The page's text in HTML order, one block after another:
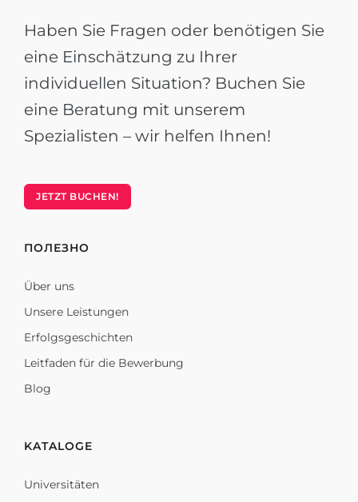
Haben Sie Fragen oder benötigen Sie
eine Einschätzung zu Ihrer
individuellen Situation? Buchen Sie
eine Beratung mit unserem
Spezialisten – wir helfen Ihnen!
JETZT BUCHEN!
ПОЛЕЗНО
Über uns
Unsere Leistungen
Erfolgsgeschichten
Leitfaden für die Bewerbung
Blog
KATALOGE
Universitäten